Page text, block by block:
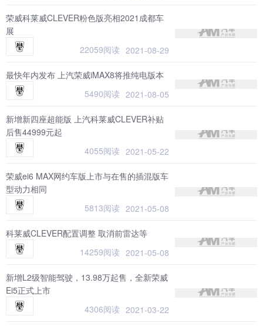
荣威科莱威CLEVER粉色版亮相2021成都车
展
22059阅读 2021-08-29
最快年内发布 上汽荣威iMAX8将推纯电版本
5490阅读 2021-08-05
新增新四座超能版 上汽科莱威CLEVER补贴
后售44999元起
4055阅读 2021-05-22
荣威ei6 MAX网约车版上市与在售的插混版车
型动力相同
5813阅读 2021-05-08
科莱威CLEVER配置调整 取消前雷达等
14259阅读 2021-05-08
新增L2级智能驾驶，13.98万起售，全新荣威
Ei5正式上市
4306阅读 2021-03-22